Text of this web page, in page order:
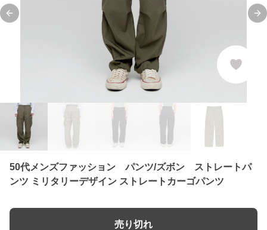
Previous slide
50代メンズファッション パンツ/ズボン ストレートパ
ンツ ミリタリーデザイン ストレートカーゴパンツ
売り切れ